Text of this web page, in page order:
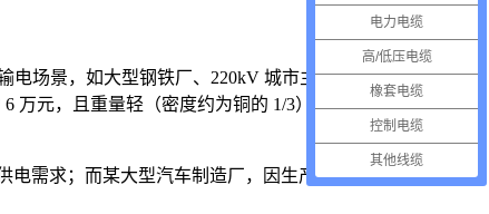
电场景，如大型钢铁厂、220kV 城市主干电网等，但铜导体
万元，且重量轻（密度约为铜的 1/3），运输和敷设更便
电需求；而某大型汽车制造厂，因生产设备功率大、供电距
电力电缆
高/低压电缆
橡套电缆
控制电缆
其他线缆